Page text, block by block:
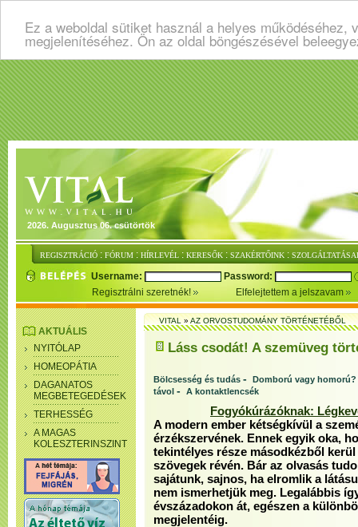
Ez a weboldal sütiket használ a helyes
megjelenítéséhez. Ön az oldal böngészésével
2026. Augusztus 06. csütörtök
REGISZTRÁCIÓ : FÓRUM : HÍRLEVÉL : KERESŐK : SZAKÉRTŐINK :
Username:
Password:
Regisztrálni szeretnék!
Elfelejtettem a jelszavam
AKTUÁLIS
NYITÓLAP
HOMEOPÁTIA
DAGANATOS
MEGBETEGEDÉSEK
TERHESSÉG
A MAGAS
KOLESZTERINSZINT
VITAL»AZ ORVOSTUDOMÁNY TÖRTÉNETÉBŐL
Láss csodát! A szemüveg
Bölcsesség és tudás - Domború vagy homorú?
távol - A kontaktlencsék
Fogyókúrázóknak:
A modern ember kétségkívül a
érzékszervének. Ennek egyik oka,
tekintélyes része másodkézből
szövegek révén. Bár az olvasás
sajátunk, sajnos, ha elromlik a
nem ismerhetjük meg. Legalábbis
évszázadokon át, egészen a
megjelentéig.